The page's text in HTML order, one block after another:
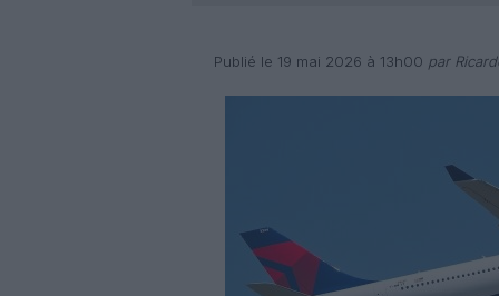
Publié le 19 mai 2026 à 13h00 par